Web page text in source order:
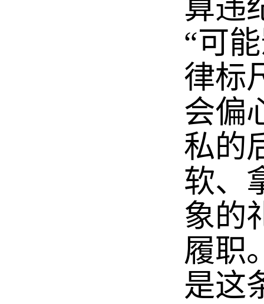
算违
“可
律标
会偏
私的
软、
象的
履职
是这